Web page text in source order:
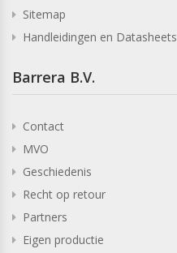
Sitemap
Handleidingen en Datasheets
Barrera B.V.
Contact
MVO
Geschiedenis
Recht op retour
Partners
Eigen productie